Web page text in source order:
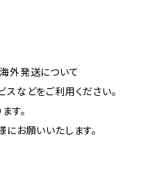
発送について
などをご利用ください。
す。
お願いいたします。